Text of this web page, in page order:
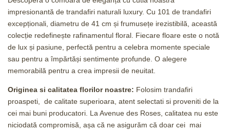
impresionantă de trandafiri naturali luxury. Cu 101 de trandafiri
excepționali, diametru de 41 cm și frumusețe irezistibilă, această
colecție redefinește rafinamentul floral. Fiecare floare este o notă
de lux și pasiune, perfectă pentru a celebra momente speciale
sau pentru a împărtăși sentimente profunde. O alegere
memorabilă pentru a crea impresii de neuitat.
Originea si calitatea florilor noastre: Folosim trandafiri
proaspeti, de calitate superioara, atent selectati si proveniti de la
cei mai buni producatori. La Avenue des Roses, calitatea nu este
niciodată compromisă, așa că ne asigurăm că doar cei mai